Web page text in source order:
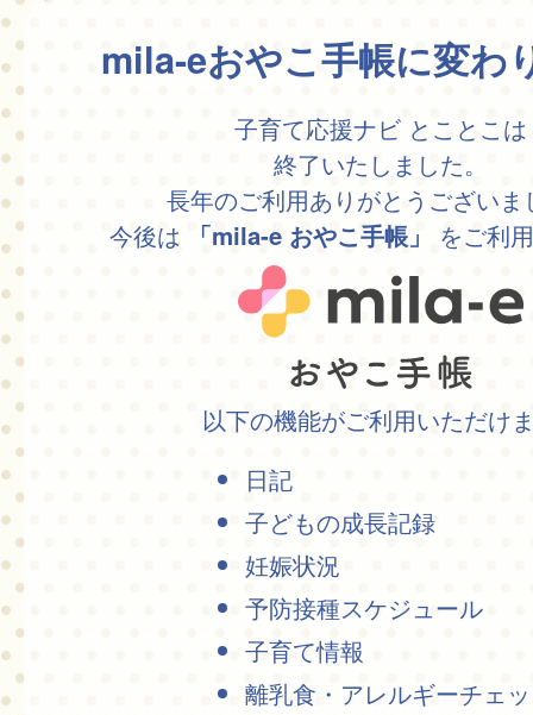
mila-eおやこ手帳に変わ
子育て応援ナビ とことこは
終了いたしました。
長年のご利用ありがとうございま
今後は
「mila-e おやこ手帳」 をご利
以下の機能がご利用いただけ
日記
子どもの成長記録
妊娠状況
予防接種スケジュール
子育て情報
離乳食・アレルギーチェ